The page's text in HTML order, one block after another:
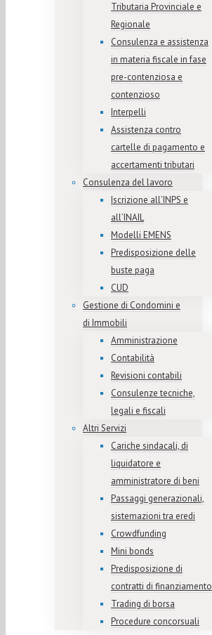
Tributaria Provinciale e
Regionale
Consulenza e assistenza
in materia fiscale in fase
pre-contenziosa e
contenzioso
Interpelli
Assistenza contro
cartelle di pagamento e
accertamenti tributari
Consulenza del lavoro
Iscrizione all’INPS e
all’INAIL
Modelli EMENS
Predisposizione delle
buste paga
CUD
Gestione di Condomini e
di Immobili
Amministrazione
Contabilità
Revisioni contabili
Consulenze tecniche,
legali e fiscali
Altri Servizi
Cariche sindacali, di
liquidatore e
amministratore di beni
Passaggi generazionali,
sistemazioni tra eredi
Crowdfunding
Mini bonds
Predisposizione di
contratti di finanziamento
Trading di borsa
Procedure concorsuali